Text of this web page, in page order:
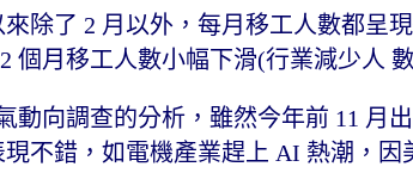
除了 2 月以外，每月移工人數都呈
個月移工人數小幅下滑(行業減少人
動向調查的分析，雖然今年前 11 月
不錯，如電機產業趕上 AI 熱潮，因